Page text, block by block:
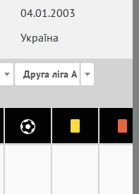
04.01.2003
Україна
Друга ліга А